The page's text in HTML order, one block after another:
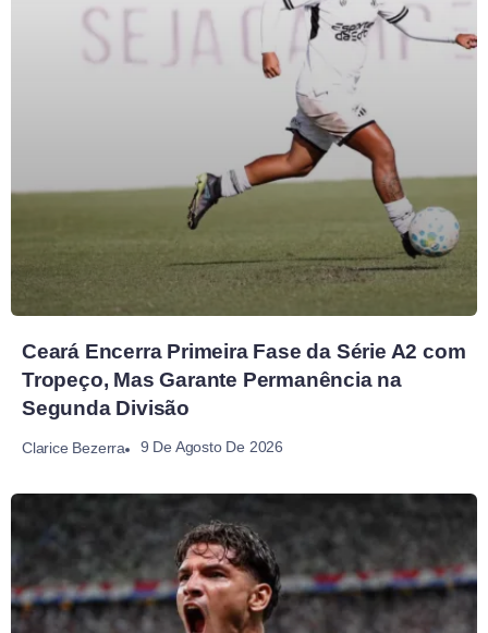
Ceará Encerra Primeira Fase da Série A2 com
Tropeço, Mas Garante Permanência na
Segunda Divisão
Clarice Bezerra 9 De Agosto De 2026